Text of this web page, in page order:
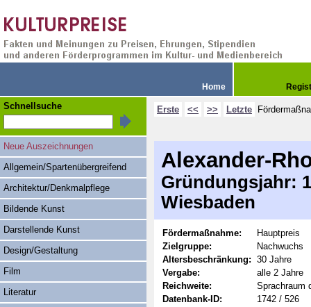
Home
Erste << >> Letzte
Alexander-
Gründungsjahr:
Wiesbaden
Fördermaßnahme:
Hauptpreis
Zielgruppe:
Nachwuchs
Altersbeschränkung: 30 Jahre
Vergabe:
alle 2 Jahre
Reichweite:
Sprachraum
Datenbank-ID:
1742 / 526
Schnellsuche
Neue Auszeichnungen
Allgemein/Spartenübergreifend
Architektur/Denkmalpflege
Bildende Kunst
Darstellende Kunst
Design/Gestaltung
Film
Literatur